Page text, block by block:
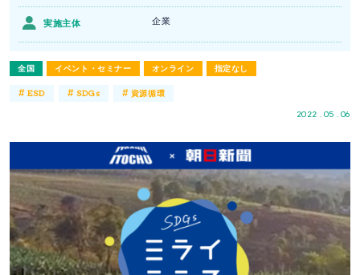
全国 イベント・セミナー オンライン 指定なし
2022 . 05 . 06
実施主体 企業
#ESD # SDGs # 資源循環